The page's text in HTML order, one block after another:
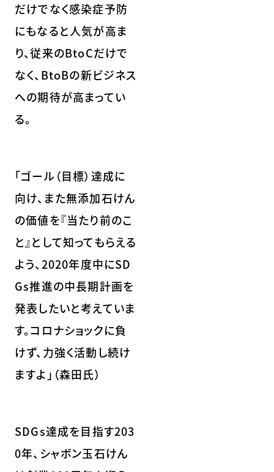
だけでなく感染症予防
にもなると人気が高ま
り、従来のBtoCだけで
なく、BtoBの新ビジネス
への期待が高まってい
る。
「ゴール（目標）達成に
向け、また無添加石けん
の価値を『当たり前のこ
と』として知ってもらえる
よう、2020年度中にSD
Gs推進の中長期計画を
発表したいと考えていま
す。コロナショックに負
けず、力強く活動し続け
ますよ」（森田氏）
SDGs達成を目指す203
0年、シャボン玉石けん